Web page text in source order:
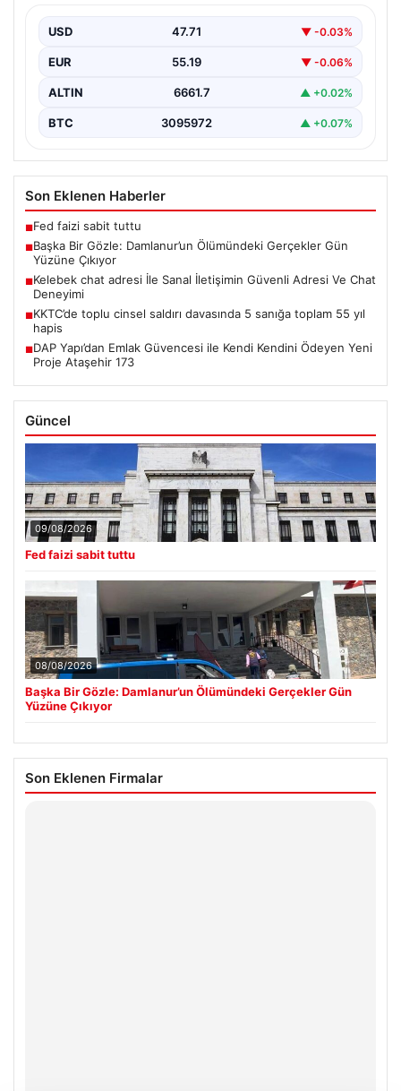
Van’ın Başkale ilçesinde yaşanan ve uzun süredir
başladı.…
USD 47.71 ▼ -0.03%
EUR 55.19 ▼ -0.06%
ALTIN 6661.7 ▲ +0.02%
BTC 3095972 ▲ +0.07%
Son Eklenen Haberler
■Fed faizi sabit tuttu
■Başka Bir Gözle: Damlanur’un Ölümündeki Gerçekler Gün
Yüzüne Çıkıyor
■Kelebek chat adresi İle Sanal İletişimin Güvenli Adresi Ve Chat
Deneyimi
■KKTC’de toplu cinsel saldırı davasında 5 sanığa toplam 55 yıl
hapis
■DAP Yapı’dan Emlak Güvencesi ile Kendi Kendini Ödeyen Yeni
Proje Ataşehir 173
Güncel
09/08/2026
Fed faizi sabit tuttu
08/08/2026
Başka Bir Gözle: Damlanur’un Ölümündeki Gerçekler Gün
Yüzüne Çıkıyor
Son Eklenen Firmalar